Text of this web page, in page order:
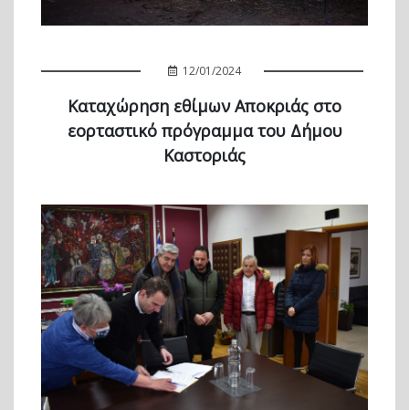
12/01/2024
Καταχώρηση εθίμων Αποκριάς στο
εορταστικό πρόγραμμα του Δήμου
Καστοριάς